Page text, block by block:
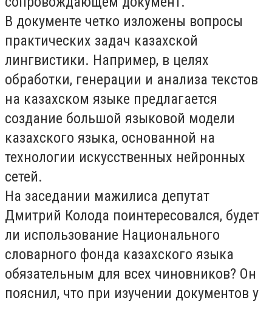
В документе четко изложены вопросы
практических задач казахской
лингвистики. Например, в целях
обработки, генерации и анализа текстов
на казахском языке предлагается
создание большой языковой модели
казахского языка, основанной на
технологии искусственных нейронных
сетей.
На заседании мажилиса депутат
Дмитрий Колода поинтересовался, будет
ли использование Национального
словарного фонда казахского языка
обязательным для всех чиновников? Он
пояснил, что при изучении документов у